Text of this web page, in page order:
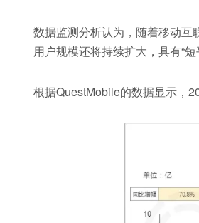
数据监测分析认为，随着移动互
用户规模还将持续扩大，具有“
根据QuestMobile的数据显示，